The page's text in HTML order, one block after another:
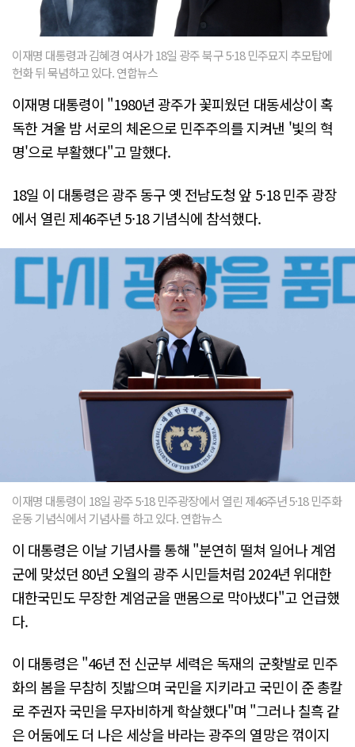
이재명 대통령과 김혜경 여사가 18일 광주 북구 5·18 민주묘지 추모탑에
헌화 뒤 묵념하고 있다. 연합뉴스
이재명 대통령이 "1980년 광주가 꽃피웠던 대동세상이 혹
독한 겨울 밤 서로의 체온으로 민주주의를 지켜낸 '빛의 혁
명'으로 부활했다"고 말했다.
18일 이 대통령은 광주 동구 옛 전남도청 앞 5·18 민주 광장
에서 열린 제46주년 5·18 기념식에 참석했다.
이재명 대통령이 18일 광주 5·18 민주광장에서 열린 제46주년 5·18 민주화
운동 기념식에서 기념사를 하고 있다. 연합뉴스
이 대통령은 이날 기념사를 통해 "분연히 떨쳐 일어나 계엄
군에 맞섰던 80년 오월의 광주 시민들처럼 2024년 위대한
대한국민도 무장한 계엄군을 맨몸으로 막아냈다"고 언급했
다.
이 대통령은 "46년 전 신군부 세력은 독재의 군홧발로 민주
화의 봄을 무참히 짓밟으며 국민을 지키라고 국민이 준 총칼
로 주권자 국민을 무자비하게 학살했다"며 "그러나 칠흑 같
은 어둠에도 더 나은 세상을 바라는 광주의 열망은 꺾이지